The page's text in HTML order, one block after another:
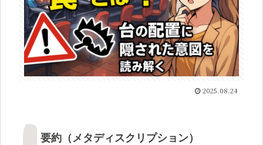
2025.08.24
要約（メタディスクリプション）